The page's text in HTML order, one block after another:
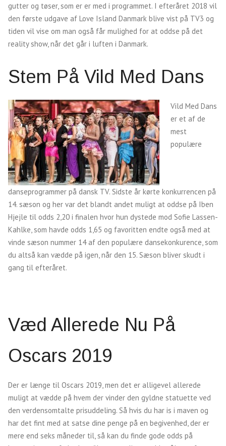
gutter og tøser, som er er med i programmet. I efteråret 2018 vil
den første udgave af Love Island Danmark blive vist på TV3 og
tiden vil vise om man også får mulighed for at oddse på det
reality show, når det går i luften i Danmark.
Stem På Vild Med Dans
Vild Med Dans
er et af de
mest
populære
danseprogrammer på dansk TV. Sidste år kørte konkurrencen på
14. sæson og her var det blandt andet muligt at oddse på Iben
Hjejle til odds 2,20 i finalen hvor hun dystede mod Sofie Lassen-
Kahlke, som havde odds 1,65 og favoritten endte også med at
vinde sæson nummer 14 af den populære dansekonkurence, som
du altså kan vædde på igen, når den 15. Sæson bliver skudt i
gang til efteråret.
Væd Allerede Nu På
Oscars 2019
Der er længe til Oscars 2019, men det er alligevel allerede
muligt at vædde på hvem der vinder den gyldne statuette ved
den verdensomtalte prisuddeling. Så hvis du har is i maven og
har det fint med at satse dine penge på en begivenhed, der er
mere end seks måneder til, så kan du finde gode odds på